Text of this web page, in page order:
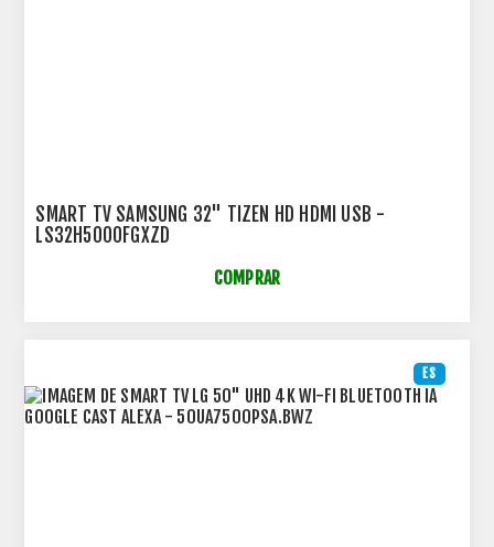
SMART TV SAMSUNG 32" TIZEN HD HDMI USB -
LS32H5000FGXZD
COMPRAR
ES